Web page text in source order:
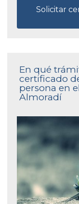
Solicitar
En qué
certificado
persona en
Almoradí